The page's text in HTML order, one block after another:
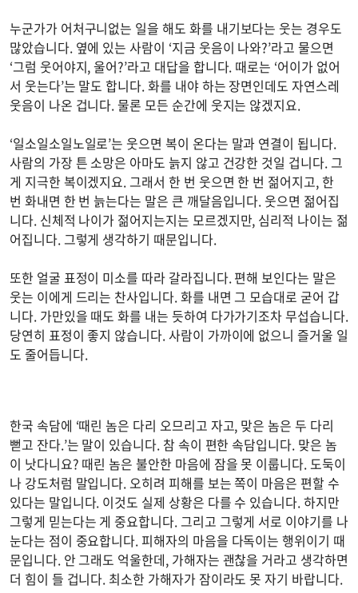
누군가가 어처구니없는 일을 해도 화를 내기보다는 웃는 경우도
많았습니다. 옆에 있는 사람이 ‘지금 웃음이 나와?’라고 물으면
‘그럼 웃어야지, 울어?’라고 대답을 합니다. 때로는 ‘어이가 없어
서 웃는다’는 말도 합니다. 화를 내야 하는 장면인데도 자연스레
웃음이 나온 겁니다. 물론 모든 순간에 웃지는 않겠지요.
‘일소일소일노일로’는 웃으면 복이 온다는 말과 연결이 됩니다.
사람의 가장 튼 소망은 아마도 늙지 않고 건강한 것일 겁니다. 그
게 지극한 복이겠지요. 그래서 한 번 웃으면 한 번 젊어지고, 한
번 화내면 한 번 늙는다는 말은 큰 깨달음입니다. 웃으면 젊어집
니다. 신체적 나이가 젊어지는지는 모르겠지만, 심리적 나이는 젊
어집니다. 그렇게 생각하기 때문입니다.
또한 얼굴 표정이 미소를 따라 갈라집니다. 편해 보인다는 말은
웃는 이에게 드리는 찬사입니다. 화를 내면 그 모습대로 굳어 갑
니다. 가만있을 때도 화를 내는 듯하여 다가가기조차 무섭습니다.
당연히 표정이 좋지 않습니다. 사람이 가까이에 없으니 즐거울 일
도 줄어듭니다.
한국 속담에 ‘때린 놈은 다리 오므리고 자고, 맞은 놈은 두 다리
뻗고 잔다.’는 말이 있습니다. 참 속이 편한 속담입니다. 맞은 놈
이 낫다니요? 때린 놈은 불안한 마음에 잠을 못 이룹니다. 도둑이
나 강도처럼 말입니다. 오히려 피해를 보는 쪽이 마음은 편할 수
있다는 말입니다. 이것도 실제 상황은 다를 수 있습니다. 하지만
그렇게 믿는다는 게 중요합니다. 그리고 그렇게 서로 이야기를 나
눈다는 점이 중요합니다. 피해자의 마음을 다독이는 행위이기 때
문입니다. 안 그래도 억울한데, 가해자는 괜찮을 거라고 생각하면
더 힘이 들 겁니다. 최소한 가해자가 잠이라도 못 자기 바랍니다.